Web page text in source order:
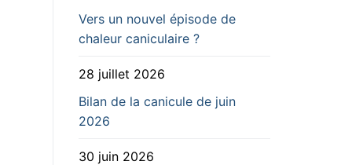
Vers un nouvel épisode de
chaleur caniculaire ?
28 juillet 2026
Bilan de la canicule de juin
2026
30 juin 2026